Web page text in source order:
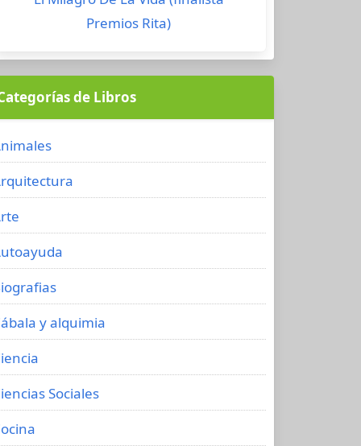
Premios Rita)
de Libros
y alquimia
Sociales